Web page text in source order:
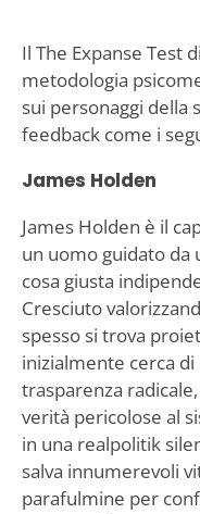
Il The Expanse Test
metodologia
sui personaggi della
feedback come i
James Holden
James Holden è il
un uomo guidato da
cosa giusta
Cresciuto
spesso si trova
inizialmente cerca
trasparenza
verità pericolose al
in una realpolitik
salva innumerevoli
parafulmine per